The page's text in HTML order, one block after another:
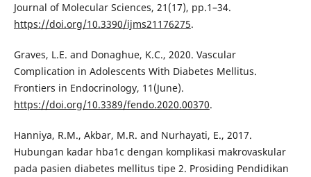
Journal of Molecular Sciences, 21(17), pp.1–34.
https://doi.org/10.3390/ijms21176275.
Graves, L.E. and Donaghue, K.C., 2020. Vascular
Complication in Adolescents With Diabetes Mellitus.
Frontiers in Endocrinology, 11(June).
https://doi.org/10.3389/fendo.2020.00370.
Hanniya, R.M., Akbar, M.R. and Nurhayati, E., 2017.
Hubungan kadar hba1c dengan komplikasi makrovaskular
pada pasien diabetes mellitus tipe 2. Prosiding Pendidikan